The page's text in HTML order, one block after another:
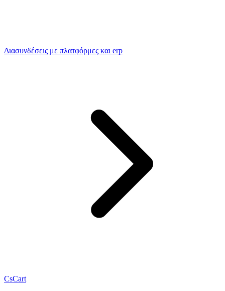
Διασυνδέσεις με πλατφόρμες και erp
CsCart